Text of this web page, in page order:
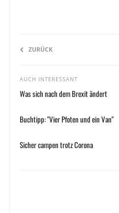
ZURÜCK
AUCH INTERESSANT
Was sich nach dem Brexit ändert
Buchtipp: "Vier Pfoten und ein Van"
Sicher campen trotz Corona